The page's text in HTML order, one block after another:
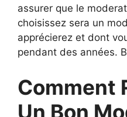
assurer que le
choisissez sera un
apprécierez et dont
pendant des années.
Comment
Un Bon